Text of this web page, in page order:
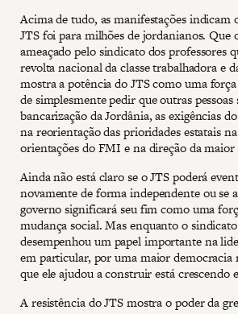
Acima de tudo, as manifestações indicam
JTS foi para milhões de jordanianos. Que
ameaçado pelo sindicato dos professores
revolta nacional da classe trabalhadora e
mostra a potência do JTS como uma
de simplesmente pedir que outras pessoas
bancarização da Jordânia, as exigências
na reorientação das prioridades estatais
orientações do FMI e na direção da maior
Ainda não está claro se o JTS poderá
novamente de forma independente ou se
governo significará seu fim como uma
mudança social. Mas enquanto o
desempenhou um papel importante na
em particular, por uma maior democracia
que ele ajudou a construir está crescendo
A resistência do JTS mostra o poder da